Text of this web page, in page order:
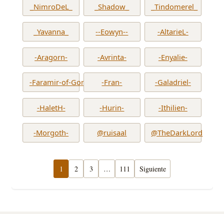
_NimroDeL_ _Shadow_ _Tindomerel_
_Yavanna_ --Eowyn-- -AltarieL-
-Aragorn- -Avrinta- -Enyalie-
-Faramir-of-Gondor- -Fran- -Galadriel-
-HaletH- -Hurin- -Ithilien-
-Morgoth- @ruisaal @TheDarkLord
1 2 3 … 111 Siguiente